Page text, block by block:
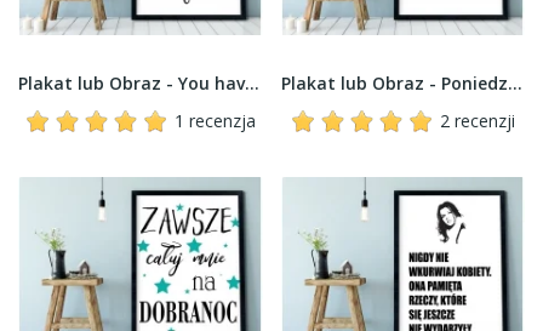
Plakat lub Obraz - You have my whole...
1 recenzja
Plakat lub Obraz - Poniedziałek tylko dla chętnych
2 recenzji